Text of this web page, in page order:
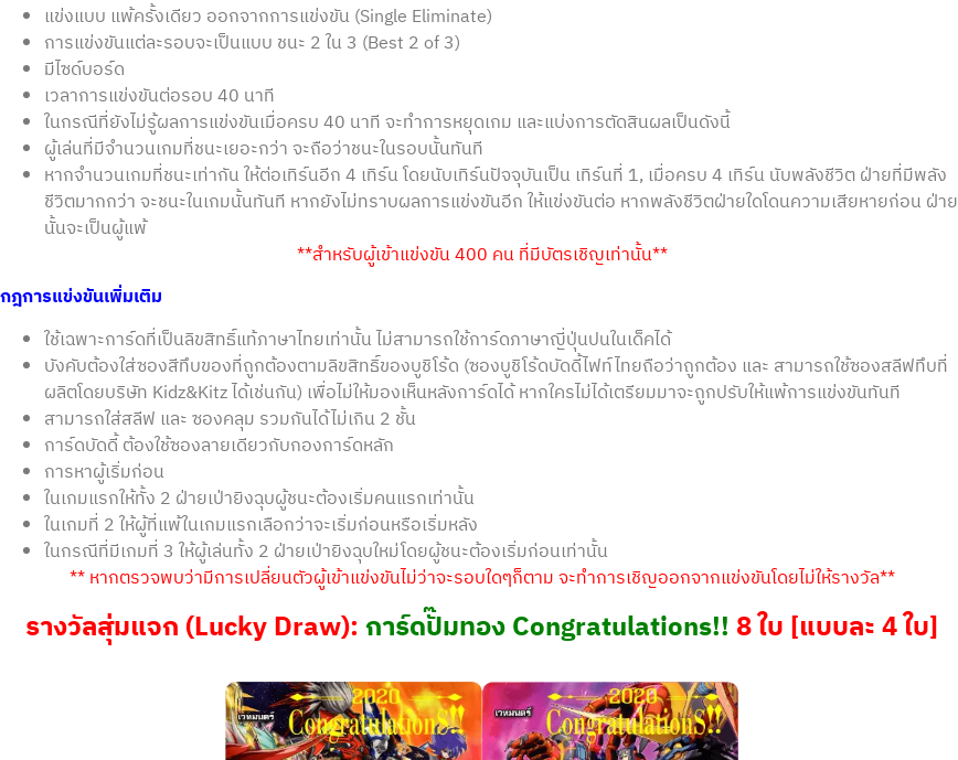
แข่งแบบ แพ้ครั้งเดียว ออกจากการแข่งขัน (Single Eliminate)
การแข่งขันแต่ละรอบจะเป็นแบบ ชนะ 2 ใน 3 (Best 2 of 3)
มีไซด์บอร์ด
เวลาการแข่งขันต่อรอบ 40 นาที
ในกรณีที่ยังไม่รู้ผลการแข่งขันเมื่อครบ 40 นาที จะทำการหยุดเกม และแบ่งการตัดสินผลเป็นดังนี้
ผู้เล่นที่มีจำนวนเกมที่ชนะเยอะกว่า จะถือว่าชนะในรอบนั้นทันที
หากจำนวนเกมที่ชนะเท่ากัน ให้ต่อเทิร์นอีก 4 เทิร์น โดยนับเทิร์นปัจจุบันเป็น เทิร์นที่ 1, เมื่อครบ 4 เทิร์น นับพลังชีวิต ฝ่ายที่มีพลัง
ชีวิตมากกว่า จะชนะในเกมนั้นทันที หากยังไม่ทราบผลการแข่งขันอีก ให้แข่งขันต่อ หากพลังชีวิตฝ่ายใดโดนความเสียหายก่อน ฝ่าย
นั้นจะเป็นผู้แพ้
**สำหรับผู้เข้าแข่งขัน 400 คน ที่มีบัตรเชิญเท่านั้น**
กฎการแข่งขันเพิ่มเติม
ใช้เฉพาะการ์ดที่เป็นลิขสิทธิ์แท้ภาษาไทยเท่านั้น ไม่สามารถใช้การ์ดภาษาญี่ปุ่นปนในเด็คได้
บังคับต้องใส่ซองสีทึบของที่ถูกต้องตามลิขสิทธิ์ของบูชิโร้ด (ซองบูชิโร้ดบัดดี้ไฟท์ไทยถือว่าถูกต้อง และ สามารถใช้ซองสลีฟทึบที่
ผลิตโดยบริษัท Kidz&Kitz ได้เช่นกัน) เพื่อไม่ให้มองเห็นหลังการ์ดได้ หากใครไม่ได้เตรียมมาจะถูกปรับให้แพ้การแข่งขันทันที
สามารถใส่สลีฟ และ ซองคลุม รวมกันได้ไม่เกิน 2 ชั้น
การ์ดบัดดี้ ต้องใช้ซองลายเดียวกับกองการ์ดหลัก
การหาผู้เริ่มก่อน
ในเกมแรกให้ทั้ง 2 ฝ่ายเป่ายิงฉุบผู้ชนะต้องเริ่มคนแรกเท่านั้น
ในเกมที่ 2 ให้ผู้ที่แพ้ในเกมแรกเลือกว่าจะเริ่มก่อนหรือเริ่มหลัง
ในกรณีที่มีเกมที่ 3 ให้ผู้เล่นทั้ง 2 ฝ่ายเป่ายิงฉุบใหม่โดยผู้ชนะต้องเริ่มก่อนเท่านั้น
** หากตรวจพบว่ามีการเปลี่ยนตัวผู้เข้าแข่งขันไม่ว่าจะรอบใดๆก็ตาม จะทำการเชิญออกจากแข่งขันโดยไม่ให้รางวัล**
รางวัลสุ่มแจก (Lucky Draw): การ์ดปั๊มทอง Congratulations!! 8 ใบ [แบบละ 4 ใบ]